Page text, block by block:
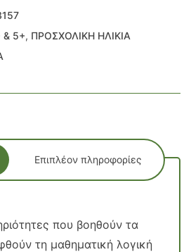
& 5+, ΠΡΟΣΧΟΛΙΚΗ ΗΛΙΚΙΑ
Επιπλέον πληροφορίες
που βοηθούν τα
τη μαθηματική λογική